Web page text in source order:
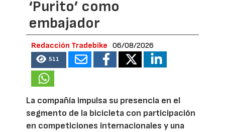
‘Purito’ como
embajador
Redacción Tradebike 06/08/2026
511
La compañía impulsa su presencia en el
segmento de la bicicleta con participación
en competiciones internacionales y una